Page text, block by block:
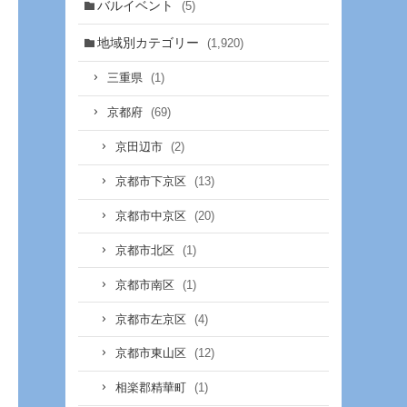
バルイベント (5)
地域別カテゴリー (1,920)
三重県 (1)
京都府 (69)
京田辺市 (2)
京都市下京区 (13)
京都市中京区 (20)
京都市北区 (1)
京都市南区 (1)
京都市左京区 (4)
京都市東山区 (12)
相楽郡精華町 (1)